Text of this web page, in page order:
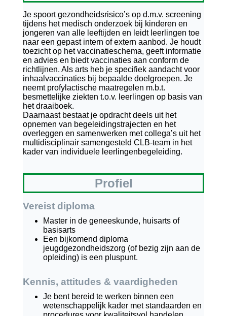
Je spoort gezondheidsrisico’s op d.m.v. screening
tijdens het medisch onderzoek bij kinderen en
jongeren van alle leeftijden en leidt leerlingen toe
naar een gepast intern of extern aanbod. Je houdt
toezicht op het vaccinatieschema, geeft informatie
en advies en biedt vaccinaties aan conform de
richtlijnen. Als arts heb je specifiek aandacht voor
inhaalvaccinaties bij bepaalde doelgroepen. Je
neemt profylactische maatregelen m.b.t.
besmettelijke ziekten t.o.v. leerlingen op basis van
het draaiboek.
Daarnaast bestaat je opdracht deels uit het
opnemen van begeleidingstrajecten en het
overleggen en samenwerken met collega’s uit het
multidisciplinair samengesteld CLB-team in het
kader van individuele leerlingenbegeleiding.
Profiel
Vereist diploma
Master in de geneeskunde, huisarts of
basisarts
Een bijkomend diploma
jeugdgezondheidszorg (of bezig zijn aan de
opleiding) is een pluspunt.
Kennis, attitudes & vaardigheden
Je bent bereid te werken binnen een
wetenschappelijk kader met standaarden en